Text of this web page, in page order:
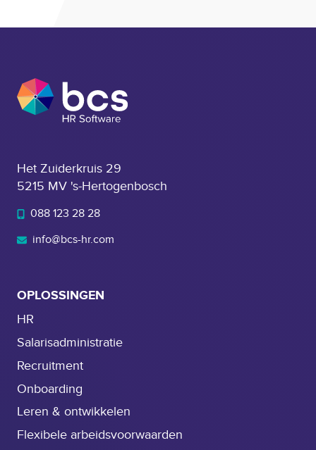
Het Zuiderkruis 29
5215 MV 's-Hertogenbosch
088 123 28 28
info@bcs-hr.com
OPLOSSINGEN
HR
Salarisadministratie
Recruitment
Onboarding
Leren & ontwikkelen
Flexibele arbeidsvoorwaarden